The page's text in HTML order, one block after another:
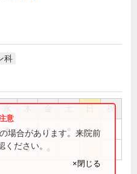
科
祝
● ● ●
●
場合があります。来院前
ださい。
×閉じる